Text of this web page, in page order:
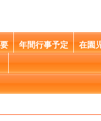
年間行事予定 在園